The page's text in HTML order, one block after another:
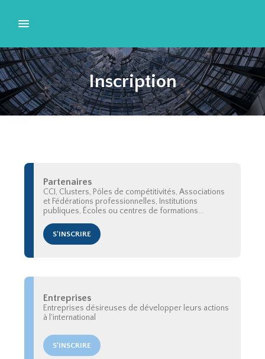
Inscription
S'INSCRIRE
Partenaires
CCI, Clusters, Pôles de compétitivités, Associations
et Fédérations professionnelles, Institutions
publiques, Écoles ou centres de formations...
S'INSCRIRE
Entreprises
Entreprises désireuses de développer leurs actions
à l'international